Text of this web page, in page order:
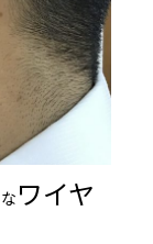
な ワイヤ